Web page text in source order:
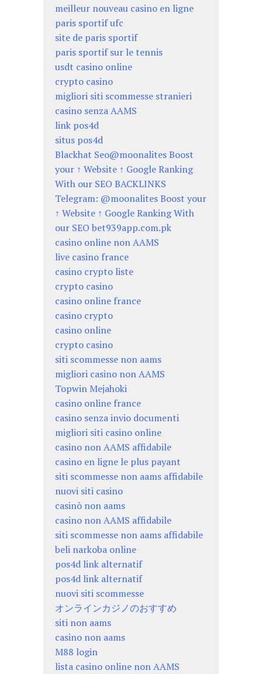
meilleur nouveau casino en ligne
paris sportif ufc
site de paris sportif
paris sportif sur le tennis
usdt casino online
crypto casino
migliori siti scommesse stranieri
casino senza AAMS
link pos4d
situs pos4d
Blackhat Seo@moonalites Boost
your ↑ Website ↑ Google Ranking
With our SEO BACKLINKS
Telegram: @moonalites Boost your
↑ Website ↑ Google Ranking With
our SEO bet939app.com.pk
casino online non AAMS
live casino france
casino crypto liste
crypto casino
casino online france
casino crypto
casino online
crypto casino
siti scommesse non aams
migliori casino non AAMS
Topwin Mejahoki
casino online france
casino senza invio documenti
migliori siti casino online
casino non AAMS affidabile
casino en ligne le plus payant
siti scommesse non aams affidabile
nuovi siti casino
casinò non aams
casino non AAMS affidabile
siti scommesse non aams affidabile
beli narkoba online
pos4d link alternatif
pos4d link alternatif
nuovi siti scommesse
オンラインカジノのおすすめ
siti non aams
casino non aams
M88 login
lista casino online non AAMS